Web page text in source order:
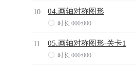
10 04.画轴对称图形
 时长 000:000
11 05.画轴对称图形-关卡1
 时长 000:000